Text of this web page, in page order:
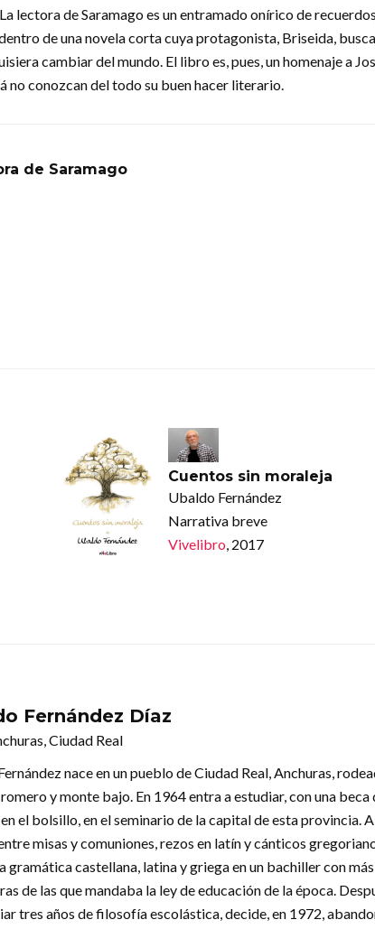
lectora de Saramago es un entramado onírico de
de una novela corta cuya protagonista, Briseida,
cambiar del mundo. El libro es, pues, un homenaje a
no conozcan del todo su buen hacer literario.
de Saramago
Cuentos sin moraleja
Ubaldo Fernández
Narrativa breve
Vivelibro, 2017
Fernández Díaz
Ciudad Real
nace en un pueblo de Ciudad Real, Anchuras,
y monte bajo. En 1964 entra a estudiar, con una beca
el bolsillo, en el seminario de la capital de esta provincia.
misas y comuniones, rezos en latín y cánticos
gramática castellana, latina y griega en un bachiller con más
de las que mandaba la ley de educación de la época.
tres años de filosofía escolástica, decide, en 1972,